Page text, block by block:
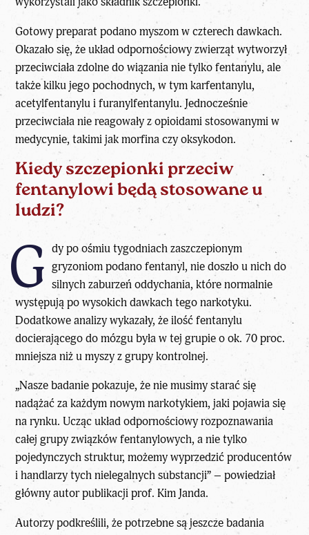
Gotowy preparat podano myszom w czterech dawkach.
Okazało się, że układ odpornościowy zwierząt wytworzył
przeciwciała zdolne do wiązania nie tylko fentanylu, ale
także kilku jego pochodnych, w tym karfentanylu,
acetylfentanylu i furanylfentanylu. Jednocześnie
przeciwciała nie reagowały z opioidami stosowanymi w
medycynie, takimi jak morfina czy oksykodon.
Kiedy szczepionki przeciw
fentanylowi będą stosowane u
ludzi?
G dy po ośmiu tygodniach zaszczepionym
gryzoniom podano fentanyl, nie doszło u nich do
silnych zaburzeń oddychania, które normalnie
występują po wysokich dawkach tego narkotyku.
Dodatkowe analizy wykazały, że ilość fentanylu
docierającego do mózgu była w tej grupie o ok. 70 proc.
mniejsza niż u myszy z grupy kontrolnej.
„Nasze badanie pokazuje, że nie musimy starać się
nadążać za każdym nowym narkotykiem, jaki pojawia się
na rynku. Ucząc układ odpornościowy rozpoznawania
całej grupy związków fentanylowych, a nie tylko
pojedynczych struktur, możemy wyprzedzić producentów
i handlarzy tych nielegalnych substancji” – powiedział
główny autor publikacji prof. Kim Janda.
Autorzy podkreślili, że potrzebne są jeszcze badania